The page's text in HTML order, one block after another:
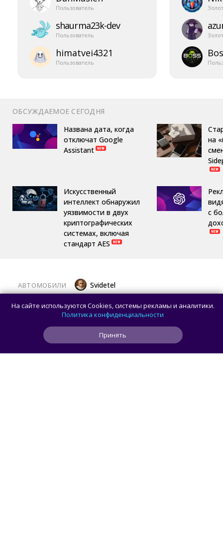
Пользователь
shaurma23k-​dev
Пользователь
himatvei4321
Пользователь
ОБСУЖДАЕМОЕ СЕГОДНЯ
Названа дата, когда
отключат Google
Assistant
Искусственный
интеллект обнаружил
уязвимости в двух
криптографических
системах, включая
стандарт AES
на
с
АВТОМОБИЛИ Svidetel
В России стартовали продажи
гибридного TANK 400 «Техно
Премиум» — цены и комплектации
На сайте используются Cookies, системы рекламы и аналитики.
Политика конфиденциальности
Принять